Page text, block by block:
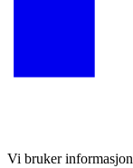
Vi bruker